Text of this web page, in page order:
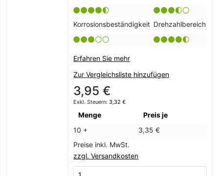
Korrosionsbeständigkeit Drehzahlbereich
Erfahren Sie mehr
Zur Vergleichsliste hinzufügen
3,95 €
3,32 €
Menge
Preis je
10 +
3,35 €
Preise inkl. MwSt.
zzgl. Versandkosten